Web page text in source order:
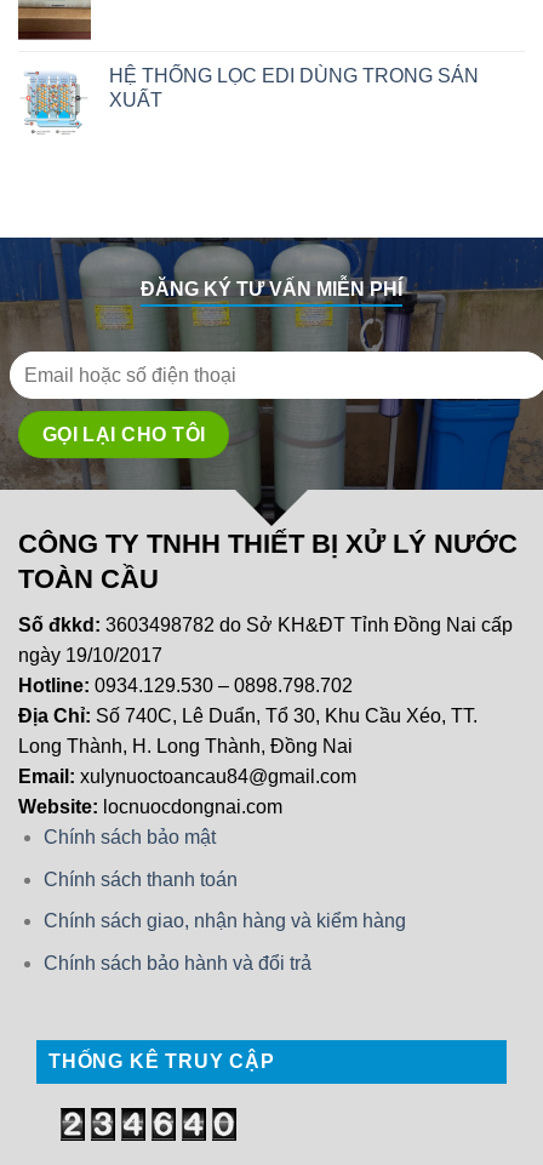
HỆ THỐNG LỌC EDI DÙNG TRONG SẢN
XUẤT
ĐĂNG KÝ TƯ VẤN MIỄN PHÍ
CÔNG TY TNHH THIẾT BỊ XỬ LÝ NƯỚC
TOÀN CẦU
Số đkkd: 3603498782 do Sở KH&ĐT Tỉnh Đồng Nai cấp
ngày 19/10/2017
Hotline: 0934.129.530 – 0898.798.702
Địa Chỉ: Số 740C, Lê Duẩn, Tổ 30, Khu Cầu Xéo, TT.
Long Thành, H. Long Thành, Đồng Nai
Email: xulynuoctoancau84@gmail.com
Website: locnuocdongnai.com
Chính sách bảo mật
Chính sách thanh toán
Chính sách giao, nhận hàng và kiểm hàng
Chính sách bảo hành và đổi trả
THỐNG KÊ TRUY CẬP